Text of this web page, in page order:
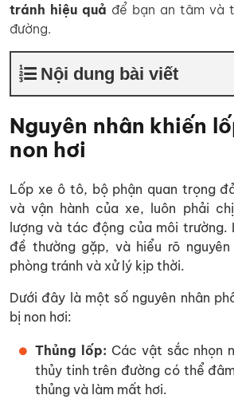
tránh hiệu quả để bạn an tâm và
đường.
Nội dung bài viết
Nguyên nhân khiến
non hơi
Lốp xe ô tô, bộ phận quan trọng
và vận hành của xe, luôn phải
lượng và tác động của môi trường.
đề thường gặp, và hiểu rõ
phòng tránh và xử lý kịp thời.
Dưới đây là một số nguyên nhân
bị non hơi:
Thủng lốp: Các vật sắc nhọn
thủy tinh trên đường có thể
thủng và làm mất hơi.